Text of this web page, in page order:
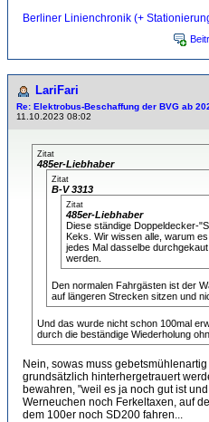
Berliner Linienchronik (+
LariFari
Re: Elektrobus-Beschaffung der BVG ab
11.10.2023 08:02
Zitat
485er-Liebhaber
Zitat
B-V 3313
Zitat
485er-Liebhaber
Diese ständige Doppeldecker-
Keks. Wir wissen alle, warum
jedes Mal dasselbe
werden.
Den normalen Fahrgästen ist der
auf längeren Strecken sitzen und
Und das wurde nicht schon 100mal
durch die beständige Wiederholung
Nein, sowas muss
grundsätzlich hinterhergetrauert
bewahren, "weil es ja noch gut ist
Werneuchen noch Ferkeltaxen, auf
dem 100er noch SD200 fahren...